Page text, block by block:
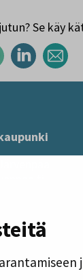
Se käy
27 191
pe klo 8–15